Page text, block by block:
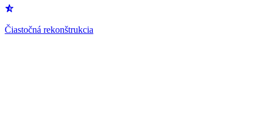
Čiastočná rekonštrukcia